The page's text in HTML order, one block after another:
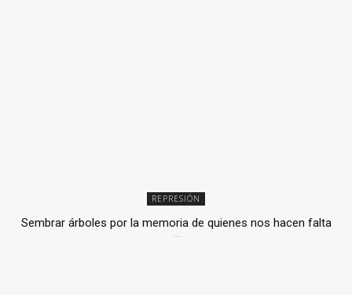
REPRESIÓN
Sembrar árboles por la memoria de quienes nos hacen falta